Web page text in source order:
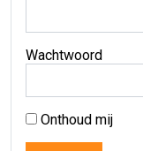
Wachtwoord
Onthoud mij